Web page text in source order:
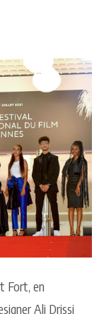
Fort, en
Ali Drissi